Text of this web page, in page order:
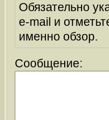
Обязательно
e-mail и
именно обзор.
Сообщение: